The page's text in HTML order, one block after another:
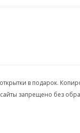
в подарок.
сайты запрещено без